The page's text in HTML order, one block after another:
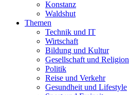
Konstanz
Waldshut
Themen
Technik und IT
Wirtschaft
Bildung und Kultur
Gesellschaft und Religion
Politik
Reise und Verkehr
Gesundheit und Lifestyle